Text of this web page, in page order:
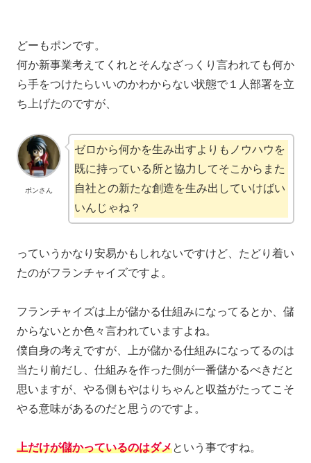
どーもポンです。
何か新事業考えてくれとそんなざっくり言われても何か
ら手をつけたらいいのかわからない状態で１人部署を立
ち上げたのですが、
ポンさん
ゼロから何かを生み出すよりもノウハウを
既に持っている所と協力してそこからまた
自社との新たな創造を生み出していけばい
いんじゃね？
っていうかなり安易かもしれないですけど、たどり着い
たのがフランチャイズですよ。
フランチャイズは上が儲かる仕組みになってるとか、儲
からないとか色々言われていますよね。
僕自身の考えですが、上が儲かる仕組みになってるのは
当たり前だし、仕組みを作った側が一番儲かるべきだと
思いますが、やる側もやはりちゃんと収益がたってこそ
やる意味があるのだと思うのですよ。
上だけが儲かっているのはダメという事ですね。